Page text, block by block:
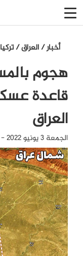
أخبار/العراق/تركيا
هجوم
قاعدة
العراق
الجمعة 3 يونيو 2022 - 09:20